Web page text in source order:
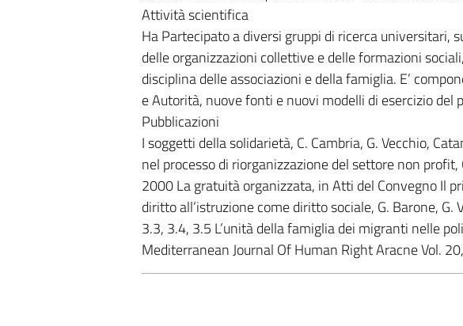
Attività scientifica
Ha Partecipato a diversi gruppi di ricerca universitari,
delle organizzazioni collettive e delle formazioni
disciplina delle associazioni e della famiglia. E’
e Autorità, nuove fonti e nuovi modelli di esercizio del
Pubblicazioni
I soggetti della solidarietà, C. Cambria, G. Vecchio,
nel processo di riorganizzazione del settore non profit,
2000 La gratuità organizzata, in Atti del Convegno Il
diritto all’istruzione come diritto sociale, G. Barone, G.
3.3, 3.4, 3.5 L’unità della famiglia dei migranti nelle
Mediterranean Journal Of Human Right Aracne Vol.